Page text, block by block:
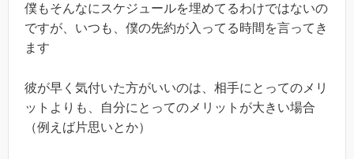
僕もそんなにスケジュールを埋めてるわけではないの
ですが、いつも、僕の先約が入ってる時間を言ってき
ます
彼が早く気付いた方がいいのは、相手にとってのメリ
ットよりも、自分にとってのメリットが大きい場合
（例えば片思いとか）